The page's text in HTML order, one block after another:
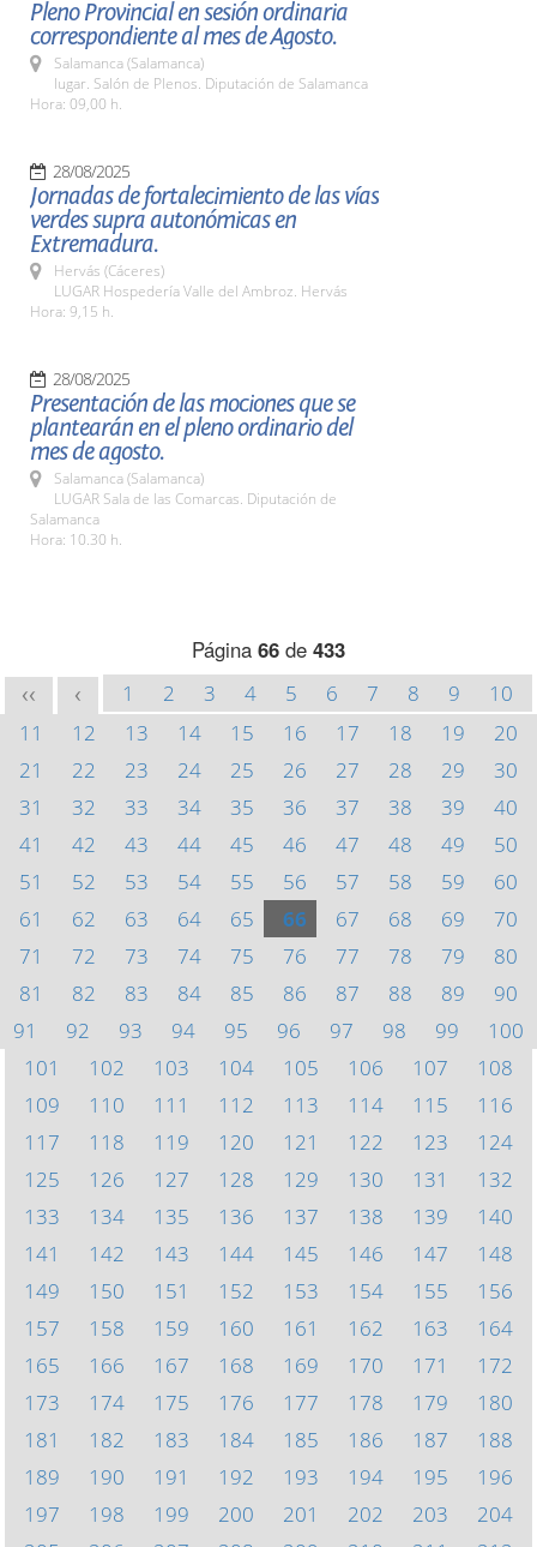
Pleno Provincial en sesión ordinaria
correspondiente al mes de Agosto.
Salamanca (Salamanca)
lugar. Salón de Plenos. Diputación de Salamanca
Hora: 09,00 h.
28/08/2025
Jornadas de fortalecimiento de las vías
verdes supra autonómicas en
Extremadura.
Hervás (Cáceres)
LUGAR Hospedería Valle del Ambroz. Hervás
Hora: 9,15 h.
28/08/2025
Presentación de las mociones que se
plantearán en el pleno ordinario del
mes de agosto.
Salamanca (Salamanca)
LUGAR Sala de las Comarcas. Diputación de
Salamanca
Hora: 10.30 h.
Página 66 de 433
<< < 1 2 3 4 5 6 7 8 9
10
11
12 13 14 15 16 17 18 19
20
21
22 23 24 25 26 27 28 29
30
31
32 33 34 35 36 37 38 39
40
41
42 43 44 45 46 47 48 49
50
51
52 53 54 55 56 57 58 59
60
61
62 63 64 65 66 67 68 69
70
71
72 73 74 75 76 77 78 79
80
81
82 83 84 85 86 87 88 89
90
91
92 93 94 95 96 97 98 99
100
101
102 103 104 105 106 107
108
109
110 111 112 113 114 115
116
117
118 119 120 121 122 123
124
125
126 127 128 129 130 131
132
133
134 135 136 137 138 139
140
141
142 143 144 145 146 147
148
149
150 151 152 153 154 155
156
157
158 159 160 161 162 163
164
165
166 167 168 169 170 171
172
173
174 175 176 177 178 179
180
181
182 183 184 185 186 187
188
189
190 191 192 193 194 195
196
197
198 199 200 201 202 203
204